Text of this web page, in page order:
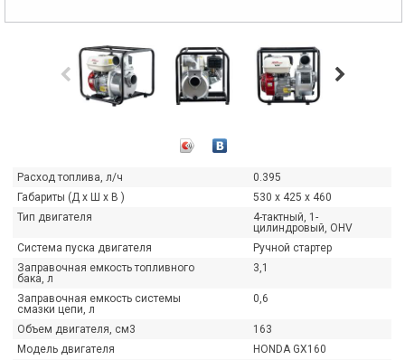
Расход топлива, л/ч
0.395
Габариты (Д х Ш х В )
530 x 425 x 460
Тип двигателя
4-тактный, 1-
цилиндровый, OHV
Система пуска двигателя
Ручной стартер
Заправочная емкость топливного
бака, л
3,1
Заправочная емкость системы
смазки цепи, л
0,6
Объем двигателя, см3
163
Модель двигателя
HONDA GX160